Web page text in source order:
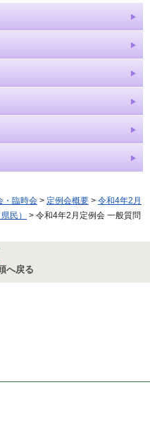
・臨時会 > 定例会概要 > 令和4年2月
民）
> 令和4年2月定例会 一般質問
へ戻る